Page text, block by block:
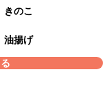
きのこ
油揚げ